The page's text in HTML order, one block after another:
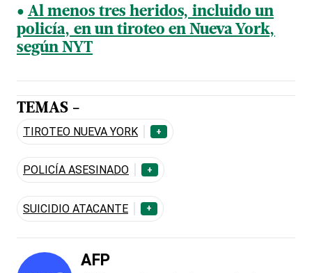
Al menos tres heridos, incluido un
policía, en un tiroteo en Nueva York,
según NYT
TEMAS -
TIROTEO NUEVA YORK +
POLICÍA ASESINADO +
SUICIDIO ATACANTE +
AFP